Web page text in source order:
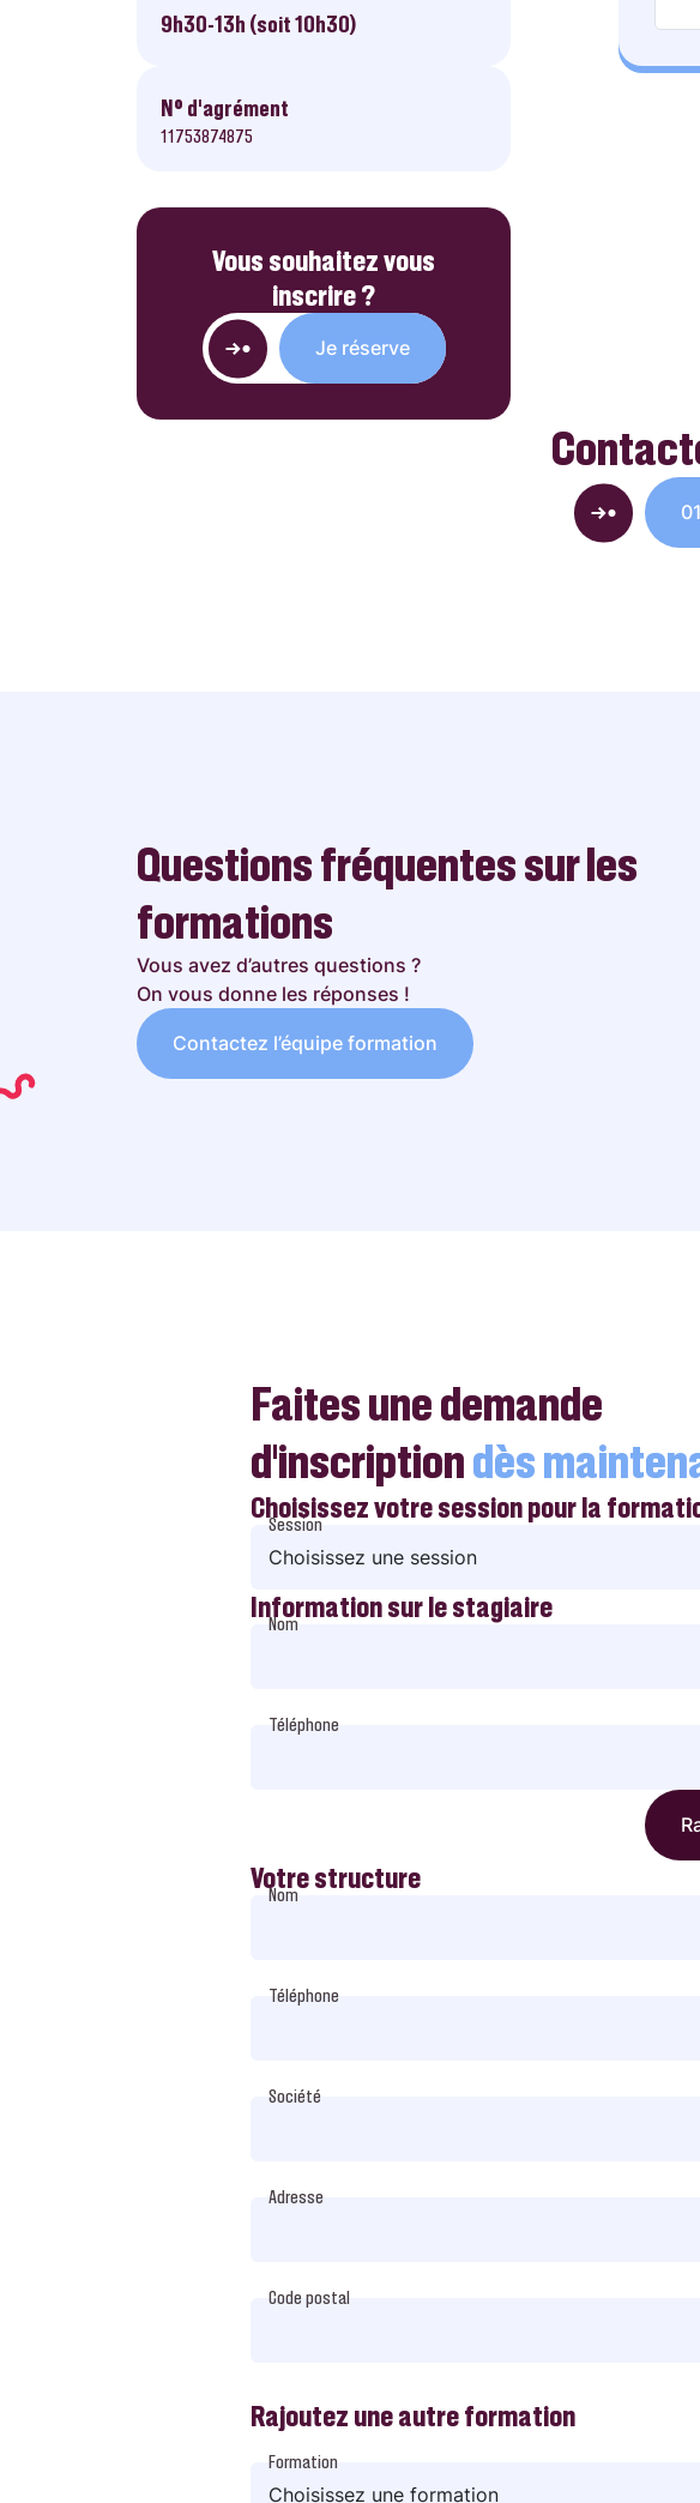
9h30-13h (soit 10h30)
N° d’agrément
11753874875
Vous souhaitez vous
inscrire ?
Je réserve
Questions fréquentes sur les
formations
Vous avez d’autres questions ?
On vous donne les réponses !
Contactez l’équipe formation
Faites une demande
d’inscriptiondès
Choisissez votre session pour la
Session
Information sur le stagiaire
Nom
Téléphone
Votre structure
Nom
Téléphone
Société
Adresse
Code postal
Rajoutez une autre formation
Formation